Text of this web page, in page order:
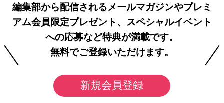
編集部から配信されるメールマガジンやプレミ
アム会員限定プレゼント、スペシャルイベント
への応募など特典が満載です。
無料でご登録いただけます。
新規会員登録